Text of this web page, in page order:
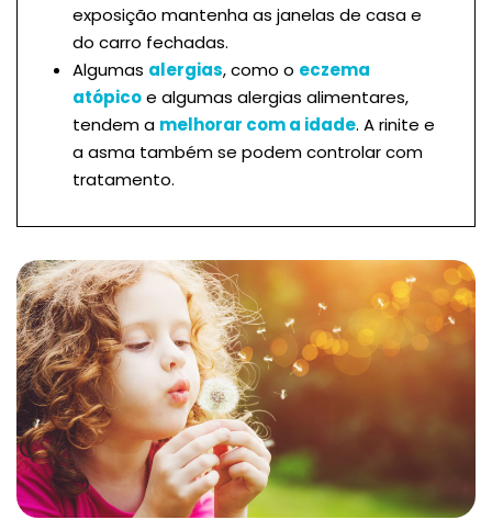
exposição mantenha as janelas de casa e
do carro fechadas.
Algumas alergias, como o eczema
atópicoe algumas alergias alimentares,
tendem a melhorar com a idade. A rinite e
a asma também se podem controlar com
tratamento.